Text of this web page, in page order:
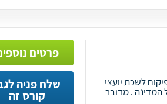
לשכת יועצי
. מדובר
פרטים
שלח פניה
קורס זה